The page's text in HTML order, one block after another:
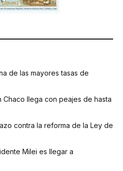
de las mayores tasas de
Chaco llega con peajes de hasta
contra la reforma de la Ley de
Milei es llegar a